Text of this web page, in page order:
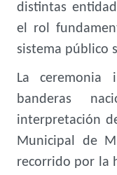
distintas
el rol
sistema público
La ceremonia
banderas
interpretación
Municipal de
recorrido por la